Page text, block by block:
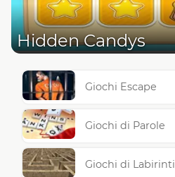
Hidden Candys
Giochi Escape
Giochi di Parole
Giochi di Labirinti